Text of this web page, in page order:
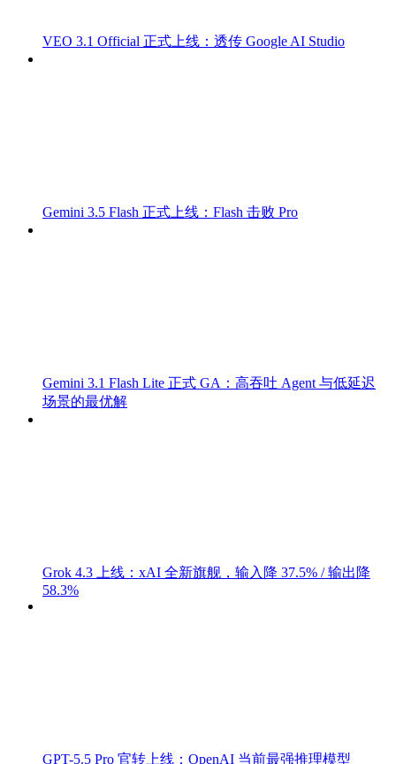
VEO 3.1 Official 正式上线：透传 Google AI Studio
Gemini 3.5 Flash 正式上线：Flash 击败 Pro
Gemini 3.1 Flash Lite 正式 GA：高吞吐 Agent 与低延迟
场景的最优解
Grok 4.3 上线：xAI 全新旗舰，输入降 37.5% / 输出降
58.3%
GPT-5.5 Pro 官转上线：OpenAI 当前最强推理模型